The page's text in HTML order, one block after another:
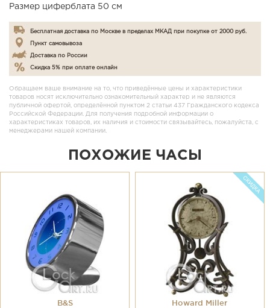
Размер циферблата 50 см
Бесплатная доставка по Москве в пределах МКАД при покупке от 2000 руб.
Пункт самовывоза
Доставка по России
Скидка 5% при оплате онлайн
Обращаем ваше внимание на то, что приведённые цены и характеристики
товаров носят исключительно ознакомительный характер и не являются
публичной офертой, определённой пунктом 2 статьи 437 Гражданского кодекса
Российской Федерации. Для получения подробной информации о
характеристиках товаров, их наличия и стоимости связывайтесь, пожалуйста, с
менеджерами нашей компании.
ПОХОЖИЕ ЧАСЫ
B&S Howard Miller